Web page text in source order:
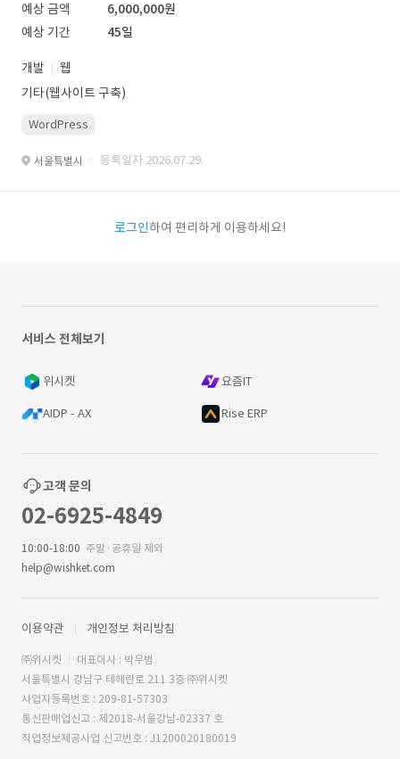
예상 금액
6,000,000원
예상 기간
45일
개발
웹
기타(웹사이트 구축)
WordPress
서울특별시 · 등록일자 2026.07.29.
로그인하여 편리하게 이용하세요!
서비스 전체보기
위시켓 요즘IT
AIDP - AX Rise ERP
고객 문의
02-6925-4849
10:00-18:00 주말·공휴일 제외
help@wishket.com
이용약관 개인정보 처리방침
㈜위시켓
대표이사 : 박우범
서울특별시 강남구 테헤란로 211 3층 ㈜위시켓
사업자등록번호 : 209-81-57303
통신판매업신고 : 제2018-서울강남-02337 호
직업정보제공사업 신고번호 : J1200020180019